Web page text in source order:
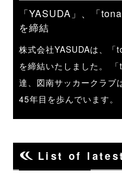
「YASUDA」、「
を締結
株式会社YASUDAは、「
を締結いたしました。
達、図南サッカークラブ
45年目を歩んでいます
List of